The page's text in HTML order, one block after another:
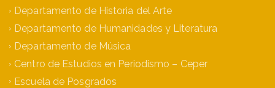
Departamento de Historia del Arte
Departamento de Humanidades y Literatura
Departamento de Música
Centro de Estudios en Periodismo – Ceper
Escuela de Posgrados